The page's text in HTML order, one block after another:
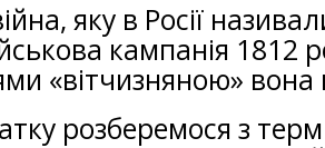
яку в Росії
кампанія 1812
«вітчизняною» вона
розберемося з